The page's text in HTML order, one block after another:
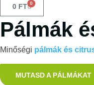
0 FT 0
Pálmák
Minőségi pálmák és
MUTASD A PÁLMÁKAT